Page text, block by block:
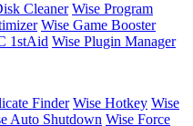
Cleaner Wise Program
Wise Game Booster
1stAid Wise Plugin Manager
Finder Wise Hotkey Wise
Auto Shutdown Wise Force